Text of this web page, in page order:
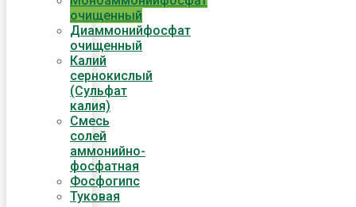
очищенный
Диаммонийфосфат​
очищенный
Калий
сернокислый
(Сульфат
калия)
Смесь
солей
аммонийно-
фосфатная
Фосфогипс
Туковая